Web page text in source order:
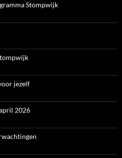
Stompwijk
jezelf
2026